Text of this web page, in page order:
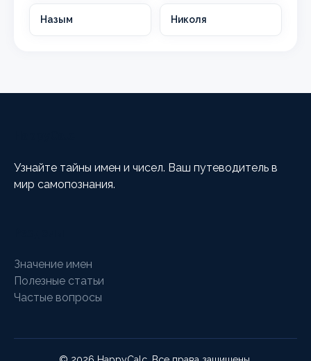
Назым Николя
Узнайте тайны имен и чисел. Ваш путеводитель в
мир самопознания.
Значение имен
Полезные статьи
Частые вопросы